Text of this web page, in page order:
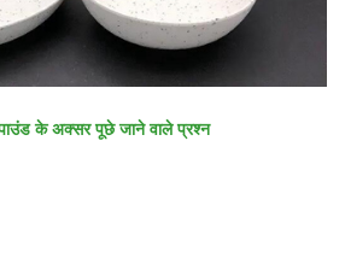
के अक्सर पूछे जाने वाले प्रश्न